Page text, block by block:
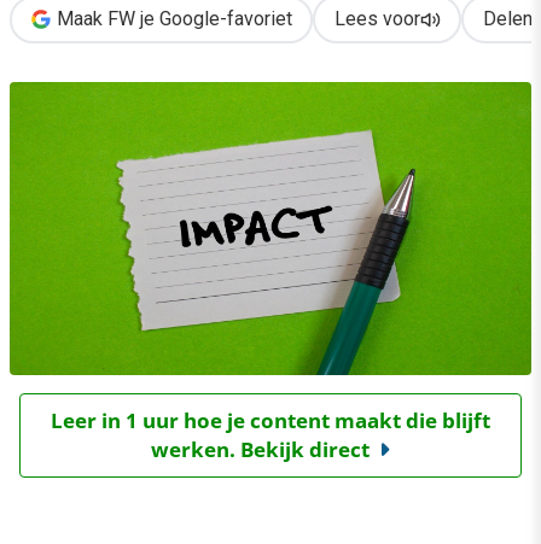
Maak FW je Google-favoriet Lees voor Delen
Leer in 1 uur hoe je content maakt die blijft
werken. Bekijk direct